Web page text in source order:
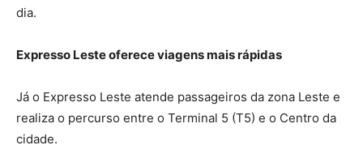
dia.
Expresso Leste oferece viagens mais rápidas
Já o Expresso Leste atende passageiros da zona Leste e
realiza o percurso entre o Terminal 5 (T5) e o Centro da
cidade.